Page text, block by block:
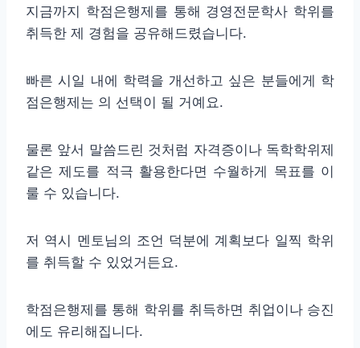
지금까지 학점은행제를 통해 경영전문학사 학위를
취득한 제 경험을 공유해드렸습니다.
빠른 시일 내에 학력을 개선하고 싶은 분들에게 학
점은행제는 의 선택이 될 거예요.
물론 앞서 말씀드린 것처럼 자격증이나 독학학위제
같은 제도를 적극 활용한다면 수월하게 목표를 이
룰 수 있습니다.
저 역시 멘토님의 조언 덕분에 계획보다 일찍 학위
를 취득할 수 있었거든요.
학점은행제를 통해 학위를 취득하면 취업이나 승진
에도 유리해집니다.